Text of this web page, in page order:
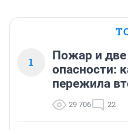
1
Пожар и
опасности:
пережила
29 706 22